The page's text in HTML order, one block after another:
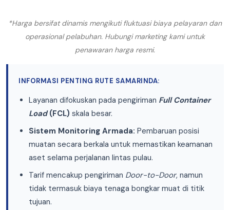
*Harga bersifat dinamis mengikuti fluktuasi biaya pelayaran dan
operasional pelabuhan. Hubungi marketing kami untuk
penawaran harga resmi.
INFORMASI PENTING RUTE SAMARINDA:
Layanan difokuskan pada pengiriman Full Container
Load(FCL) skala besar.
Sistem Monitoring Armada: Pembaruan posisi
muatan secara berkala untuk memastikan keamanan
aset selama perjalanan lintas pulau.
Tarif mencakup pengiriman Door-to-Door, namun
tidak termasuk biaya tenaga bongkar muat di titik
tujuan.